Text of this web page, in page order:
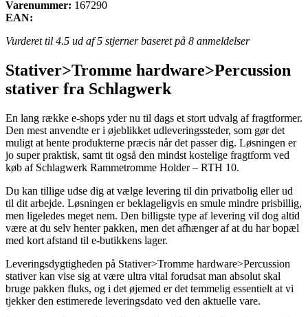
Varenummer: 167290
EAN:
Vurderet til 4.5 ud af 5 stjerner baseret på 8 anmeldelser
Stativer>Tromme hardware>Percussion
stativer fra Schlagwerk
En lang række e-shops yder nu til dags et stort udvalg af fragtformer.
Den mest anvendte er i øjeblikket udleveringssteder, som gør det
muligt at hente produkterne præcis når det passer dig. Løsningen er
jo super praktisk, samt tit også den mindst kostelige fragtform ved
køb af Schlagwerk Rammetromme Holder – RTH 10.
Du kan tillige udse dig at vælge levering til din privatbolig eller ud
til dit arbejde. Løsningen er beklageligvis en smule mindre prisbillig,
men ligeledes meget nem. Den billigste type af levering vil dog altid
være at du selv henter pakken, men det afhænger af at du har bopæl
med kort afstand til e-butikkens lager.
Leveringsdygtigheden på Stativer>Tromme hardware>Percussion
stativer kan vise sig at være ultra vital forudsat man absolut skal
bruge pakken fluks, og i det øjemed er det temmelig essentielt at vi
tjekker den estimerede leveringsdato ved den aktuelle vare.